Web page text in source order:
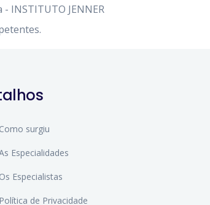
INSTITUTO JENNER
Como surgiu
Especialidades
Os Especialistas
Política de Privacidade